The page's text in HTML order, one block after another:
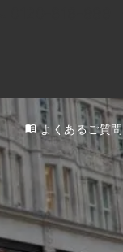
よくあるご質問